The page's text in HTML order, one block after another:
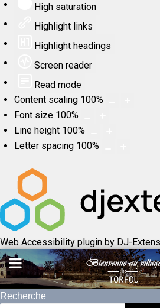
High saturation
Highlight links
Highlight headings
Screen reader
Read mode
Content scaling 100%
Font size 100%
Line height 100%
Letter spacing 100%
Web Accessibility plugin by DJ-
Recherche